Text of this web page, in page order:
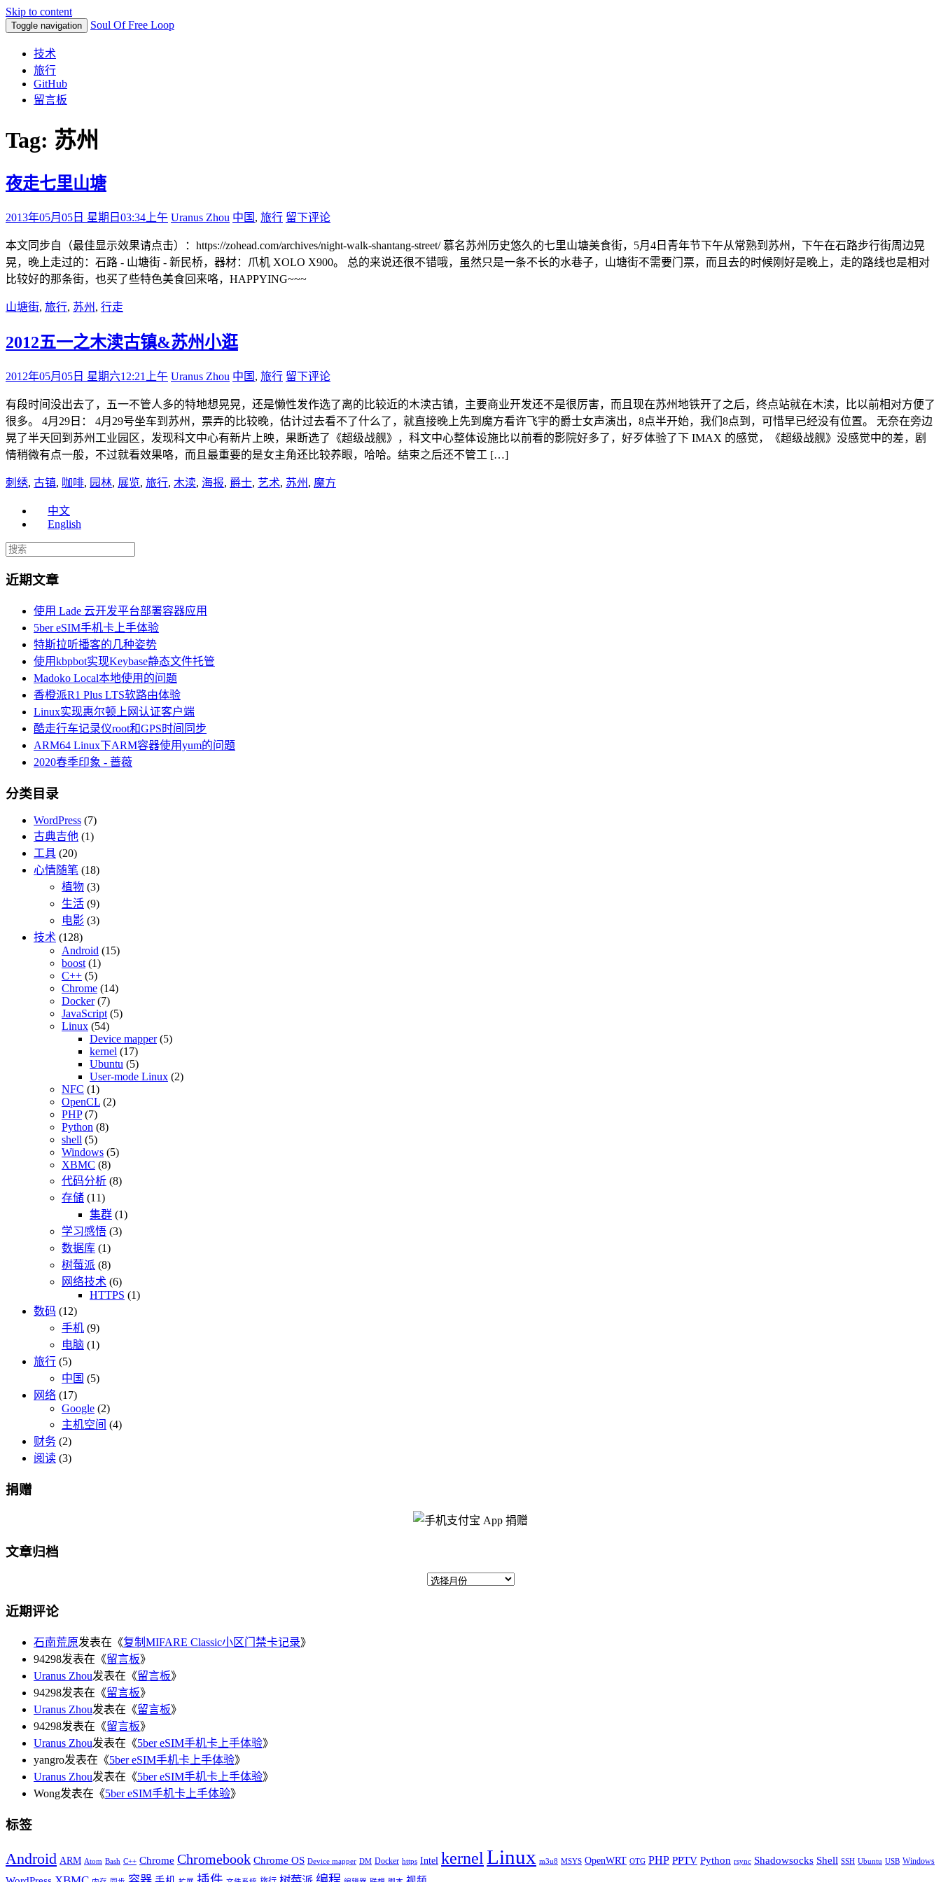
Skip to content
Toggle navigation Soul Of Free Loop
技术
旅行
GitHub
留言板
Tag: 苏州
夜走七里山塘
2013年05月05日 星期日 03:34上午 Uranus Zhou 中国 , 旅行 留下评论
本文同步自（最佳显示效果请点击）：https://zohead.com/archives/night-walk-shantang-street/ 慕名苏州历史悠久的七里山塘美食街，5月4日青年节下午从常熟到苏州，下午在石路步行街周边晃
晃，晚上走过的：石路 - 山塘街 - 新民桥，器材：爪机 XOLO X900。 总的来说还很不错哦，虽然只是一条不长的水巷子，山塘街不需要门票，而且去的时候刚好是晚上，走的路线也是相对
比较好的那条街，也买了些特色美食回来咯，HAPPYING~~~
山塘街, 旅行, 苏州 , 行走
2012五一之木渎古镇&苏州小逛
2012年05月05日 星期六12:21上午 Uranus Zhou 中国 , 旅行 留下评论
有段时间没出去了，五一不管人多的特地想晃晃，还是懒性发作选了离的比较近的木渎古镇，主要商业开发还不是很厉害，而且现在苏州地铁开了之后，终点站就在木渎，比以前相对方便了
很多。 4月29日： 4月29号坐车到苏州，票弄的比较晚，估计过去看不了什么了，就直接晚上先到魔方看许飞宇的爵士女声演出，8点半开始，我们8点到，可惜早已经没有位置。 无奈在旁边
晃了半天回到苏州工业园区，发现科文中心有新片上映，果断选了《超级战舰》，科文中心整体设施比以前看的影院好多了，好歹体验了下 IMAX 的感觉，《超级战舰》没感觉中的差，剧
情稍微有点一般，不过就看效果咯，而且最重要的是女主角还比较养眼，哈哈。结束之后还不管工 […]
刺绣, 古镇, 咖啡, 园林, 展览, 旅行, 木渎, 海报, 爵士, 艺术, 苏州 , 魔方
中文
English
近期文章
使用 Lade 云开发平台部署容器应用
5ber eSIM手机卡上手体验
特斯拉听播客的几种姿势
使用kbpbot实现Keybase静态文件托管
Madoko Local本地使用的问题
香橙派R1 Plus LTS软路由体验
Linux实现惠尔顿上网认证客户端
酷走行车记录仪root和GPS时间同步
ARM64 Linux下ARM容器使用yum的问题
2020春季印象 - 蔷薇
分类目录
WordPress (7)
古典吉他 (1)
工具 (20)
心情随笔 (18)
植物 (3)
生活 (9)
电影 (3)
技术 (128)
Android (15)
boost(1)
C++ (5)
Chrome (14)
Docker(7)
JavaScript(5)
Linux (54)
Device mapper(5)
kernel (17)
Ubuntu (5)
User-mode Linux (2)
NFC (1)
OpenCL (2)
PHP(7)
Python (8)
shell (5)
Windows (5)
XBMC (8)
代码分析 (8)
存储 (11)
集群 (1)
学习感悟 (3)
数据库 (1)
树莓派 (8)
网络技术 (6)
HTTPS (1)
数码 (12)
手机 (9)
电脑 (1)
旅行 (5)
中国 (5)
网络 (17)
Google (2)
主机空间 (4)
财务 (2)
阅读 (3)
捐赠
文章归档
近期评论
石南荒原发表在《复制MIFARE Classic小区门禁卡记录》
94298发表在《留言板》
Uranus Zhou发表在《留言板》
94298发表在《留言板》
Uranus Zhou发表在《留言板》
94298发表在《留言板》
Uranus Zhou发表在《5ber eSIM手机卡上手体验》
yangro发表在《5ber eSIM手机卡上手体验》
Uranus Zhou发表在《5ber eSIM手机卡上手体验》
Wong发表在《5ber eSIM手机卡上手体验》
标签
Android ARM Atom Bash C++ Chrome Chromebook Chrome OS Device mapper DM Docker https Intel kernelLinux m3u8 MSYS OpenWRT OTG PHP PPTV Python rsync Shadowsocks Shell SSH Ubuntu USB Windows